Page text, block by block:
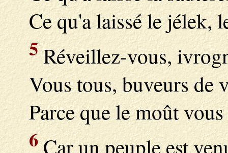
Ce qu'a laissé le jélek,
5Réveillez-vous,
Vous tous, buveurs de
Parce que le moût
6Car un peuple est